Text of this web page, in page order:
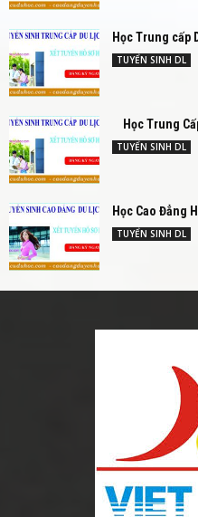
Học Trung cấp
TUYỂN SINH DL
Học Trung
TUYỂN SINH DL
Học Cao Đẳng
TUYỂN SINH DL